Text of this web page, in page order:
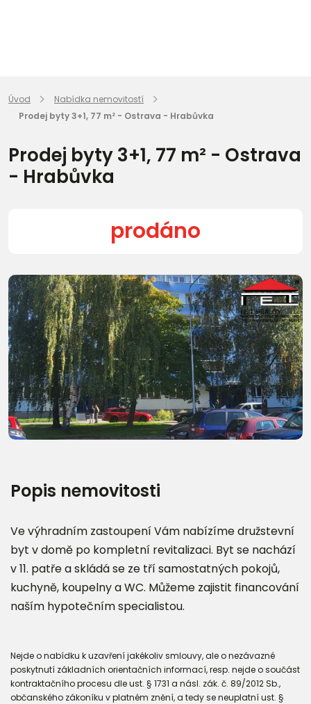
Úvod
Nabídka nemovitostí
Prodej byty 3+1, 77 m² - Ostrava - Hrabůvka
Prodej byty 3+1, 77 m² - Ostrava
- Hrabůvka
prodáno
Další fotografie (13)
Popis nemovitosti
Ve výhradním zastoupení Vám nabízíme družstevní
byt v domě po kompletní revitalizaci. Byt se nachází
v 11. patře a skládá se ze tří samostatných pokojů,
kuchyně, koupelny a WC. Můžeme zajistit financování
naším hypotečním specialistou.
Nejde o nabídku k uzavření jakékoliv smlouvy, ale o nezávazné
poskytnutí základních orientačních informací, resp. nejde o součást
kontraktačního procesu dle ust. § 1731 a násl. zák. č. 89/2012 Sb.,
občanského zákoníku v platném znění, a tedy se neuplatní ust. §